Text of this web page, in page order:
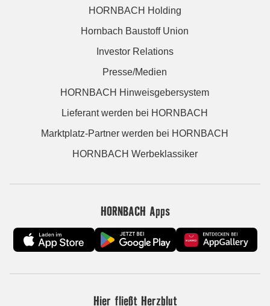
HORNBACH Holding
Hornbach Baustoff Union
Investor Relations
Presse/Medien
HORNBACH Hinweisgebersystem
Lieferant werden bei HORNBACH
Marktplatz-Partner werden bei HORNBACH
HORNBACH Werbeklassiker
HORNBACH Apps
Hier fließt Herzblut